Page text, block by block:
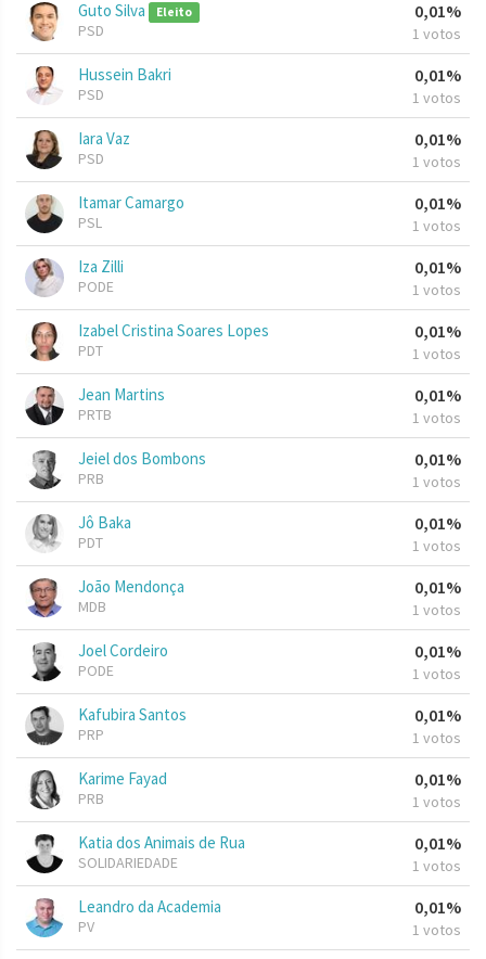
Guto Silva Eleito
PSD
0,01%
1 votos
Hussein Bakri
PSD
0,01%
1 votos
Iara Vaz
PSD
0,01%
1 votos
Itamar Camargo
PSL
0,01%
1 votos
Iza Zilli
PODE
0,01%
1 votos
Izabel Cristina Soares Lopes
PDT
0,01%
1 votos
Jean Martins
PRTB
0,01%
1 votos
Jeiel dos Bombons
PRB
0,01%
1 votos
Jô Baka
PDT
0,01%
1 votos
João Mendonça
MDB
0,01%
1 votos
Joel Cordeiro
PODE
0,01%
1 votos
Kafubira Santos
PRP
0,01%
1 votos
Karime Fayad
PRB
0,01%
1 votos
Katia dos Animais de Rua
SOLIDARIEDADE
0,01%
1 votos
Leandro da Academia
PV
0,01%
1 votos